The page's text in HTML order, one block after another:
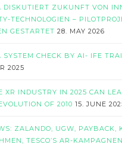
DISKUTIERT ZUKUNFT VON
TECHNOLOGIEN –
GESTARTET 28. MAY 2026
CHECK BY AI- IFE
2025
XR INDUSTRY IN 2025 CAN
OF 2010 15. JUNE
ZALANDO, UGW, PAYBACK,
TESCO’S AR-KAMPAGNEN